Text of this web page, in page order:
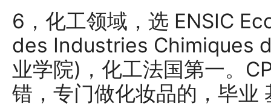
6，化工领域，选 ENSIC
des Industries Chimiques
业学院)，化工法国第一。
错，专门做化妆品的，毕业